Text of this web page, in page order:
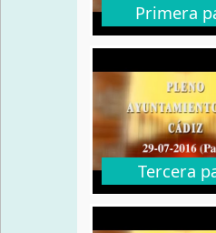
Primera
Tercera